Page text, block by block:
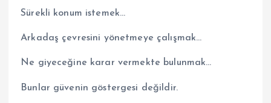
Sürekli konum istemek…
Arkadaş çevresini yönetmeye çalışmak…
Ne giyeceğine karar vermekte bulunmak…
Bunlar güvenin göstergesi değildir.